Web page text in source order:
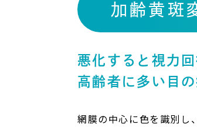
加齢黄斑
悪化すると視力
高齢者に多い目の
網膜の中心に色を識別し